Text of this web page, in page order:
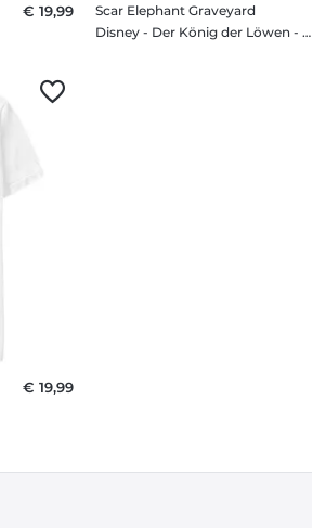
€ 19,99
Scar Elephant Graveyard
Disney - Der König der Löwen - Scar Elephant Graveyard - Männer T-Shirt
€ 19,99